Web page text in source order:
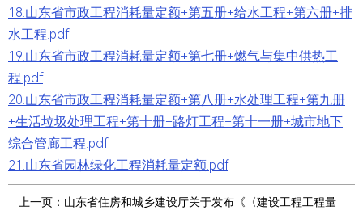
18.山东省市政工程消耗量定额+第五册+给水工程+第六册+排
水工程.pdf
19.山东省市政工程消耗量定额+第七册+燃气与集中供热工
程.pdf
20.山东省市政工程消耗量定额+第八册+水处理工程+第九册
+生活垃圾处理工程+第十册+路灯工程+第十一册+城市地下
综合管廊工程.pdf
21.山东省园林绿化工程消耗量定额.pdf
上一页： 山东省住房和城乡建设厅关于发布《〈建设工程工程量